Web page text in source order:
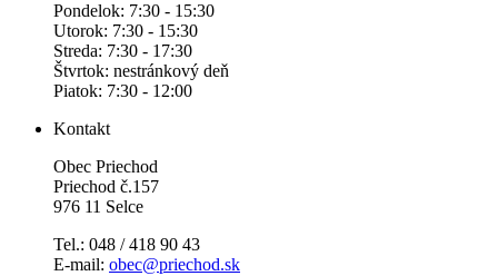
Pondelok: 7:30 - 15:30
Utorok: 7:30 - 15:30
Streda: 7:30 - 17:30
Štvrtok: nestránkový deň
Piatok: 7:30 - 12:00
Kontakt
Obec Priechod
Priechod č.157
976 11 Selce
Tel.: 048 / 418 90 43
E-mail: obec@priechod.sk